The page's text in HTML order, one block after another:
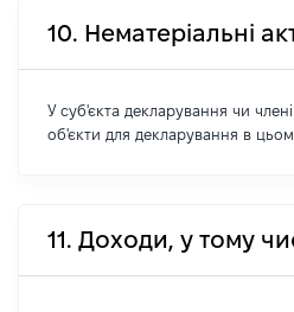
10. Нематеріальні
У суб'єкта декларування чи
об'єкти для декларування в
11. Доходи, у тому